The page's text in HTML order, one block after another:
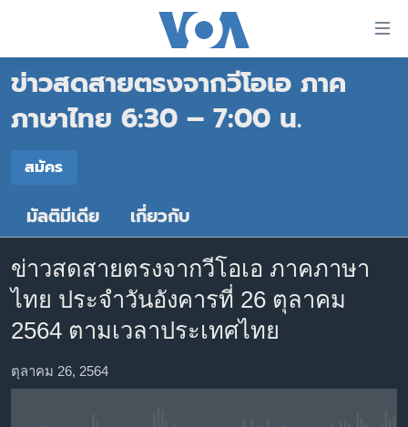
ต่อ
ไป
หลัก
หน้า
หลัก
ข้าม
ไป
ค้นหา
หน้าหลัก
โลก
เอเชีย
ไทย
ธุรกิจ
วิทยาศาสตร์
สังคมและสุขภาพ
ตรวจสอบข่าว
ข่าวสดสายตรงจากวีโอเอ ภาค
ภาษาไทย 6:30 – 7:00 น.
สมัคร
Spotify
สมัคร
มัลติมีเดีย เกี่ยวกับ
ข่าวสดสายตรงจากวีโอเอ ภาคภาษา
ไทย ประจำวันอังคารที่ 26 ตุลาคม
2564 ตามเวลาประเทศไทย
ตุลาคม 26, 2564